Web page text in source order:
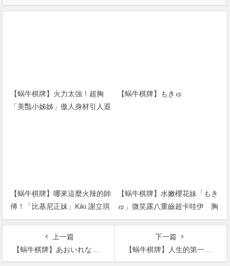
【蜗牛棋牌】火力太強！超胸
「美豔小姊姊」傲人身材引人遐
【蜗牛棋牌】もきゅ
【蜗牛棋牌】哪來這麼火辣的師
傅！「比基尼正妹」Kiki 謝立琪
體驗日料店長 低胸洋裝登場讓
【蜗牛棋牌】水嫩櫻花妹「もき
ゅ」微笑露八重齒超卡哇伊 胸
前全集中「乳之呼吸」戰鬥力破
上一篇
【蜗牛棋牌】あおいれな设姦计！高桥しょう子成了全校玩弄工具！
下一篇
【蜗牛棋牌】人生的第一次！蓝芽みずき在荧光幕前被男优中出了！